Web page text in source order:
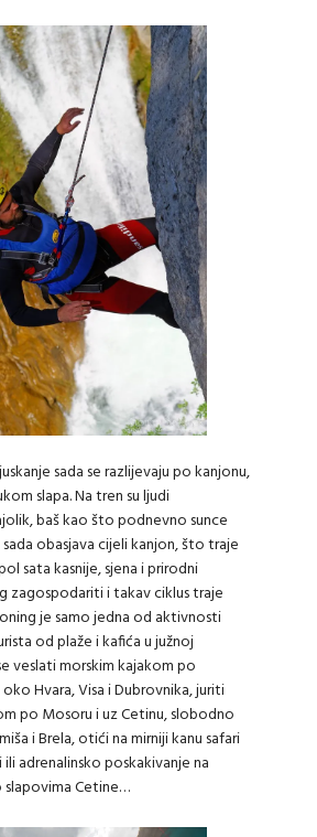
sada se razlijevaju po kanjonu,
slapa. Na tren su ljudi
baš kao što podnevno sunce
obasjava cijeli kanjon, što traje
sata kasnije, sjena i prirodni
zagospodariti i takav ciklus traje
je samo jedna od aktivnosti
od plaže i kafića u južnoj
veslati morskim kajakom po
Hvara, Visa i Dubrovnika, juriti
po Mosoru i uz Cetinu, slobodno
i Brela, otići na mirniji kanu safari
adrenalinsko poskakivanje na
Cetine…